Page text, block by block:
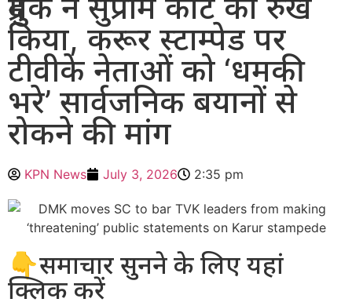
किया, करूर स्टाम्पेड पर
टीवीके नेताओं को ‘धमकी
भरे’ सार्वजनिक बयानों से
रोकने की मांग
KPN News July 3, 2026 2:35 pm
👇समाचार सुनने के लिए यहां
क्लिक करें